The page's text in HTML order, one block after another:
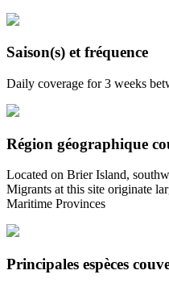
Saison(s) et fréquence
Daily coverage for 3 weeks
Région géographique
Located on Brier Island,
Migrants at this site originate
Maritime Provinces
Principales espèces